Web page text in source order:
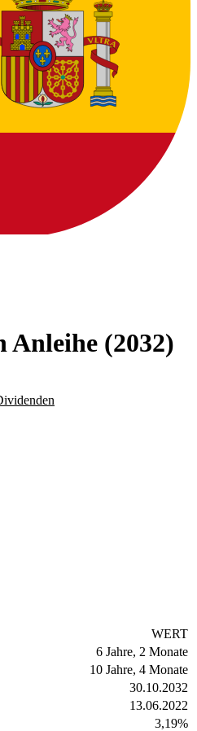
Anleihe (2032)
WERT
6 Jahre, 2 Monate
10 Jahre, 4 Monate
30.10.2032
13.06.2022
3,19%